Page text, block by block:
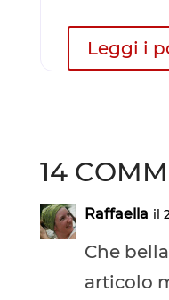
Leggi i
14
Raffaella il
Che
articolo